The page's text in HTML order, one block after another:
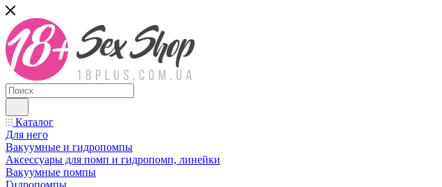
Каталог
Для него
Вакуумные и гидропомпы
Аксессуары для помп и гидропомп, линейки
Вакуумные помпы
Гидропомпы